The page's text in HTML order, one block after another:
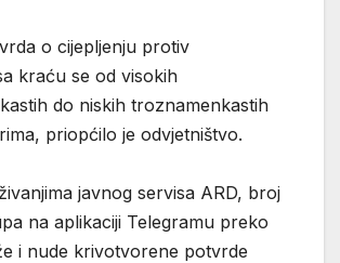
o cijepljenju protiv
kraću se od visokih
do niskih troznamenkastih
priopćilo je odvjetništvo.
javnog servisa ARD, broj
na aplikaciji Telegramu preko
i nude krivotvorene potvrde